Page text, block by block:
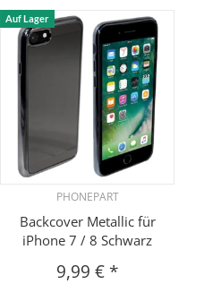
Auf Lager
PHONEPART
Backcover Metallic für
iPhone 7 / 8 Schwarz
9,99 € *